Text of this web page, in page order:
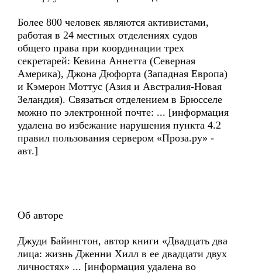
Более 800 человек являются активистами,
работая в 24 местных отделениях судов
общего права при координации трех
секретарей: Кевина Аннетта (Северная
Америка), Джона Дюфорта (Западная Европа)
и Кэмерон Моттус (Азия и Австралия-Новая
Зеландия). Связаться отделением в Брюсселе
можно по электронной почте: ... [информация
удалена во избежание нарушения пункта 4.2
правил пользования сервером «Проза.ру» -
авт.]
Об авторе
Джуди Байингтон, автор книги «Двадцать два
лица: жизнь Дженни Хилл в ее двадцати двух
личностях» ... [информация удалена во